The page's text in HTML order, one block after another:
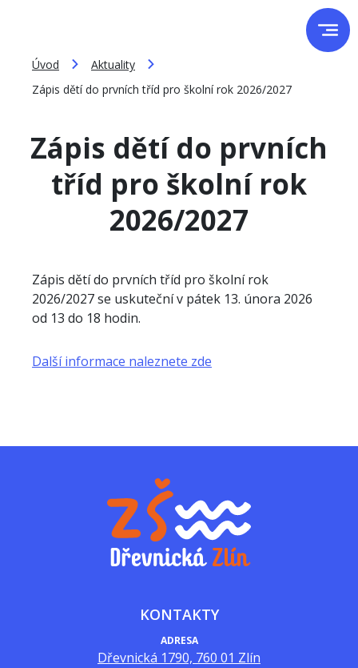
Úvod
Aktuality
Zápis dětí do prvních tříd pro školní rok 2026/2027
Zápis dětí do prvních
tříd pro školní rok
2026/2027
Zápis dětí do prvních tříd pro školní rok
2026/2027 se uskuteční v pátek 13. února 2026
od 13 do 18 hodin.
Další informace naleznete zde
KONTAKTY
ADRESA
Dřevnická 1790, 760 01 Zlín